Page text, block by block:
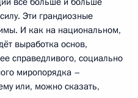
Эти грандиозные
И как на национальном,
выработка основ,
справедливого, социально
миропорядка –
или, можно сказать,